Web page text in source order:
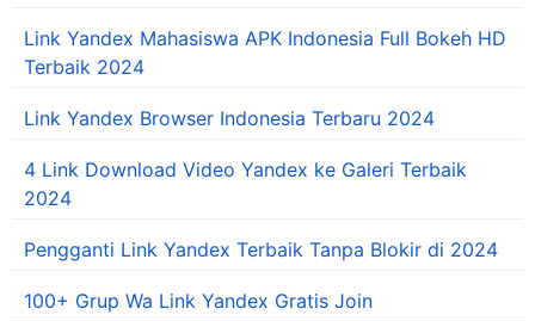
Link Yandex Mahasiswa APK Indonesia Full Bokeh HD
Terbaik 2024
Link Yandex Browser Indonesia Terbaru 2024
4 Link Download Video Yandex ke Galeri Terbaik
2024
Pengganti Link Yandex Terbaik Tanpa Blokir di 2024
100+ Grup Wa Link Yandex Gratis Join